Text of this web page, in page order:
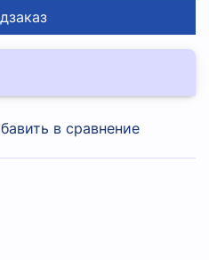
в сравнение